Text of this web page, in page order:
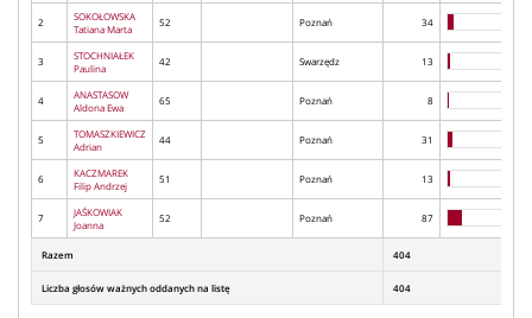
2
SOKOŁOWSKA
Tatiana Marta
52 Poznań 34
3
STOCHNIAŁEK
Paulina
42 Swarzędz 13
4
ANASTASOW
Aldona Ewa
65 Poznań 8
5
TOMASZKIEWICZ
Adrian
44 Poznań 31
6
KACZMAREK
Filip Andrzej
51 Poznań 13
7
JAŚKOWIAK
Joanna
52 Poznań 87
Razem 404
Liczba głosów ważnych oddanych na listę 404